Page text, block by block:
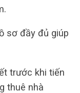
sơ đầy đủ giúp
trước khi tiến
thuê nhà